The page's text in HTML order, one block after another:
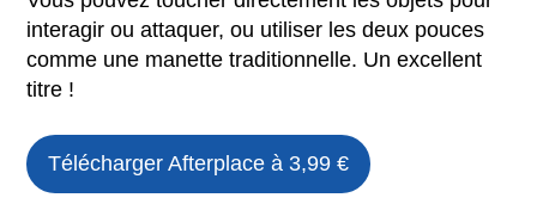
interagir ou attaquer, ou utiliser les deux pouces
comme une manette traditionnelle. Un excellent
titre !
TéléchargerAfterplace à 3,99 €